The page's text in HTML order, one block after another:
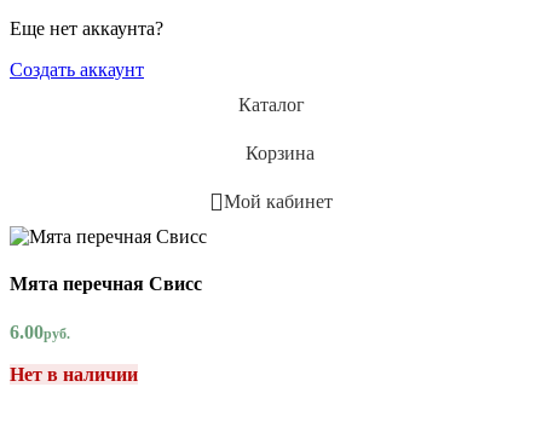
Еще нет аккаунта?
Создать аккаунт
Каталог
Корзина
Мой кабинет
Мята перечная Свисс
6.00руб.
Нет в наличии